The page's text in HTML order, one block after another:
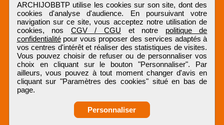
ARCHIJOBBTP utilise les cookies sur son site, dont des
cookies d'analyse d'audience. En poursuivant votre
navigation sur ce site, vous acceptez notre utilisation de
cookies, nos CGV / CGU et notre politique de
confidentialitépour vous proposer des services adaptés à
vos centres d'intérêt et réaliser des statistiques de visites.
Vous pouvez choisir de refuser ou de personnaliser vos
choix en cliquant sur le bouton "Personnaliser". Par
ailleurs, vous pouvez à tout moment changer d'avis en
cliquant sur "Paramètres des cookies" situé en bas de
page.
Personnaliser